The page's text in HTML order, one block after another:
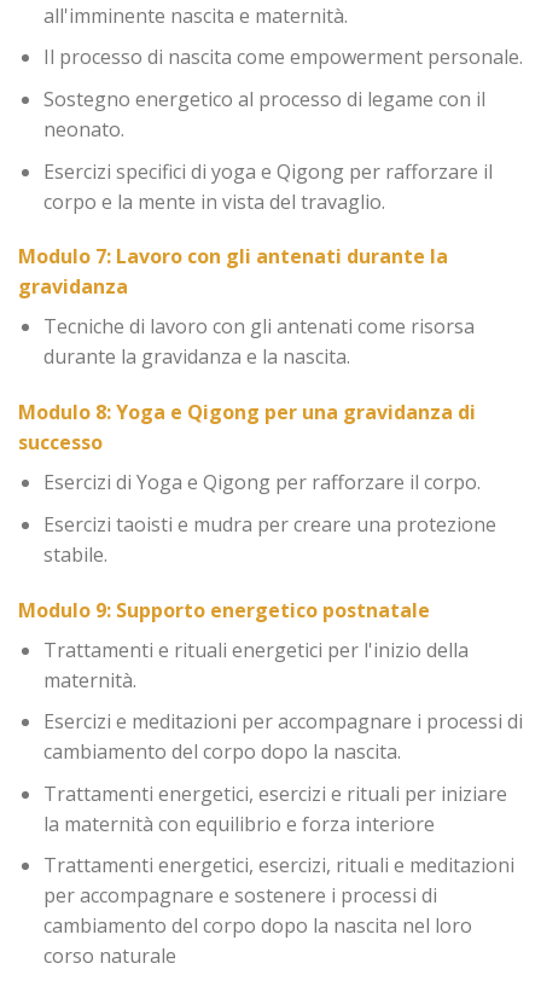
all'imminente nascita e maternità.
Il processo di nascita come empowerment personale.
Sostegno energetico al processo di legame con il
neonato.
Esercizi specifici di yoga e Qigong per rafforzare il
corpo e la mente in vista del travaglio.
Modulo 7: Lavoro con gli antenati durante la
gravidanza
Tecniche di lavoro con gli antenati come risorsa
durante la gravidanza e la nascita.
Modulo 8: Yoga e Qigong per una gravidanza di
successo
Esercizi di Yoga e Qigong per rafforzare il corpo.
Esercizi taoisti e mudra per creare una protezione
stabile.
Modulo 9: Supporto energetico postnatale
Trattamenti e rituali energetici per l'inizio della
maternità.
Esercizi e meditazioni per accompagnare i processi di
cambiamento del corpo dopo la nascita.
Trattamenti energetici, esercizi e rituali per iniziare
la maternità con equilibrio e forza interiore
Trattamenti energetici, esercizi, rituali e meditazioni
per accompagnare e sostenere i processi di
cambiamento del corpo dopo la nascita nel loro
corso naturale